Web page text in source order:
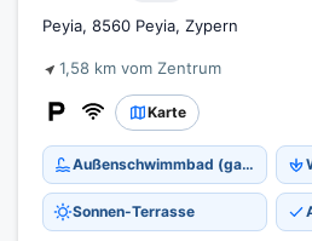
Peyia, 8560 Peyia, Zypern
1,58 km vom Zentrum
Karte
Außenschwimmbad (ganzjährig)
Sonnen-Terrasse